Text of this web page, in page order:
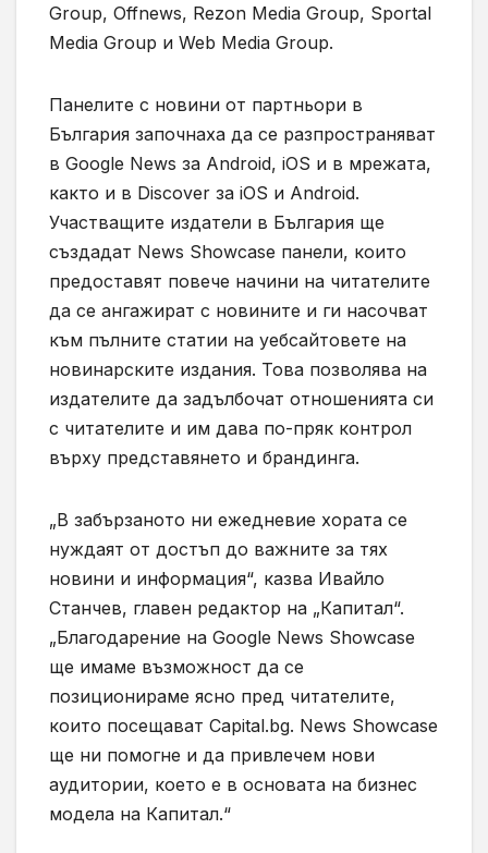
Group, Offnews, Rezon Media Group, Sportal
Media Group и Web Media Group.
Панелите с новини от партньори в
България започнаха да се разпространяват
в Google News за Android, iOS и в мрежата,
както и в Discover за iOS и Android.
Участващите издатели в България ще
създадат News Showcase панели, които
предоставят повече начини на читателите
да се ангажират с новините и ги насочват
към пълните статии на уебсайтовете на
новинарските издания. Това позволява на
издателите да задълбочат отношенията си
с читателите и им дава по-пряк контрол
върху представянето и брандинга.
„В забързаното ни ежедневие хората се
нуждаят от достъп до важните за тях
новини и информация“, казва Ивайло
Станчев, главен редактор на „Капитал“.
„Благодарение на Google News Showcase
ще имаме възможност да се
позиционираме ясно пред читателите,
които посещават Capital.bg. News Showcase
ще ни помогне и да привлечем нови
аудитории, което е в основата на бизнес
модела на Капитал.“